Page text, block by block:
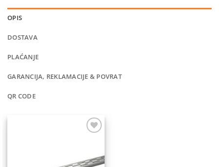
OPIS
DOSTAVA
PLAĆANJE
GARANCIJA, REKLAMACIJE & POVRAT
QR CODE
želja